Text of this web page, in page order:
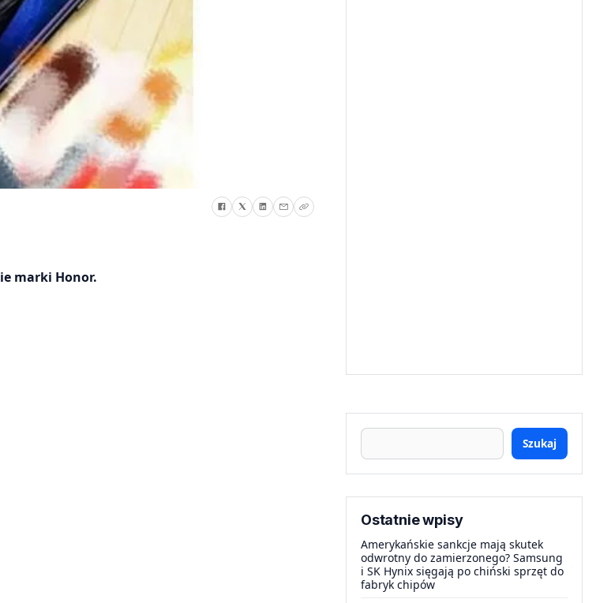
marki Honor.
Szukaj
Ostatnie wpisy
Amerykańskie sankcje mają skutek
odwrotny do zamierzonego? Samsung
i SK Hynix sięgają po chiński sprzęt do
fabryk chipów